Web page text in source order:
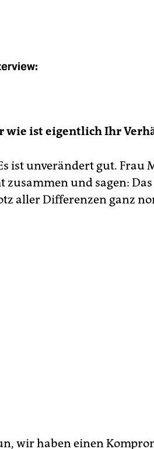
wie ist eigentlich Ihr
ist unverändert gut. Frau
zusammen und sagen:
aller Differenzen ganz
wir haben einen